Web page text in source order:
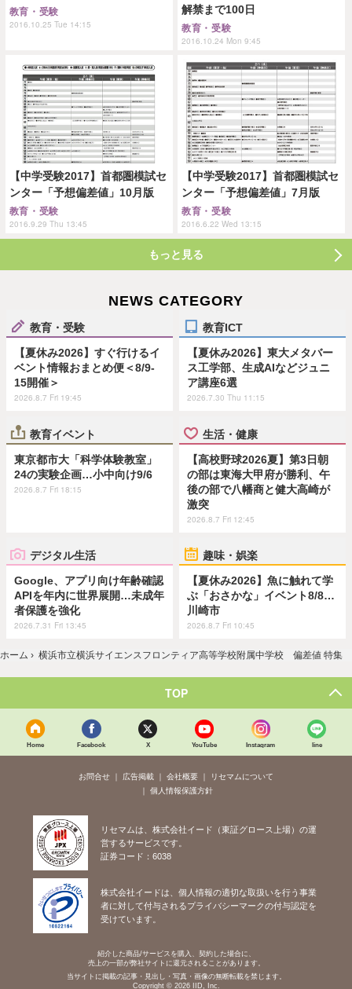
教育・受験
2016.10.25 Tue 14:15
解禁まで100日
教育・受験
2016.10.24 Mon 9:45
【中学受験2017】首都圏模試セ
ンター「予想偏差値」10月版
教育・受験
2016.9.29 Thu 13:45
【中学受験2017】首都圏模試セ
ンター「予想偏差値」7月版
教育・受験
2016.6.22 Wed 13:15
もっと見る
NEWS CATEGORY
教育・受験
【夏休み2026】すぐ行けるイ
ベント情報おまとめ便＜8/9-
15開催＞
2026.8.7 Fri 19:45
教育ICT
【夏休み2026】東大メタバー
ス工学部、生成AIなどジュニ
ア講座6選
2026.7.30 Thu 11:15
教育イベント
東京都市大「科学体験教室」
24の実験企画…小中向け9/6
2026.8.7 Fri 18:15
生活・健康
【高校野球2026夏】第3日朝
の部は東海大甲府が勝利、午
後の部で八幡商と健大高崎が
激突
2026.8.7 Fri 12:45
デジタル生活
Google、アプリ向け年齢確認
APIを年内に世界展開…未成年
者保護を強化
2026.7.31 Fri 13:45
趣味・娯楽
【夏休み2026】魚に触れて学
ぶ「おさかな」イベント8/8…
川崎市
2026.8.7 Fri 10:45
ホーム › 横浜市立横浜サイエンスフロンティア高等学校附属中学校 偏差値 特集
TOP
Home Facebook X YouTube Instagram line
お問合せ 広告掲載 会社概要
リセマムについて
個人情報保護方針
リセマムは、株式会社イード（東証グロース上場）の運
営するサービスです。
証券コード：6038
株式会社イードは、個人情報の適切な取扱いを行う事業
者に対して付与されるプライバシーマークの付与認定を
受けています。
紹介した商品/サービスを購入、契約した場合に、
売上の一部が弊社サイトに還元されることがあります。
当サイトに掲載の記事・見出し・写真・画像の無断転載を禁じます。
Copyright © 2026 IID, Inc.